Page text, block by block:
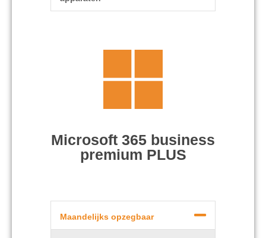
Microsoft 365 business
premium PLUS
Maandelijks opzegbaar